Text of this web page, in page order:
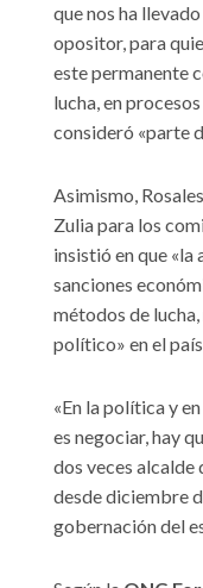
que nos ha
opositor, para
este permanente
lucha, en
consideró «parte
Asimismo,
Zulia para los
insistió en que «la
sanciones
métodos de
político» en el
«En la política y
es negociar, hay
dos veces alcalde
desde diciembre
gobernación del